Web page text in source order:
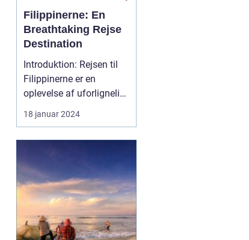
Filippinerne: En
Breathtaking Rejse
Destination
Introduktion: Rejsen til
Filippinerne er en
oplevelse af uforlignelig
skønhed og dyb kultur.
Dette eventyrland skaber
strande, frodige
regnskove,
dybhavsdykning og en
unik kulturel arv. Denne
artikel tage...
18 januar 2024